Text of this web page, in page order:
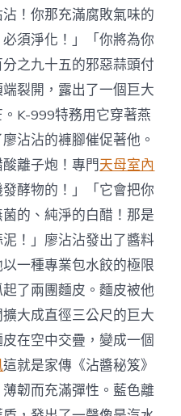
！你那充滿腐敗氣味的
須淨化！」「你將為你
之九十五的邪惡蒜頭付
裂開，露出了一個巨大
K-999特務用它穿著燕
沾沾的褲腳催促著他。
離子炮！專門天母室內
酵物的！」「它會把你
的、純淨的白醋！那是
！」廖沾沾發出了醬料
一種專業包水餃的極限
了兩團麵皮。麵皮被他
大成直徑三公尺的巨大
在空中交疊，變成一個
這就是家傳《沾醬秘笈》
韌而充滿彈性。藍色離